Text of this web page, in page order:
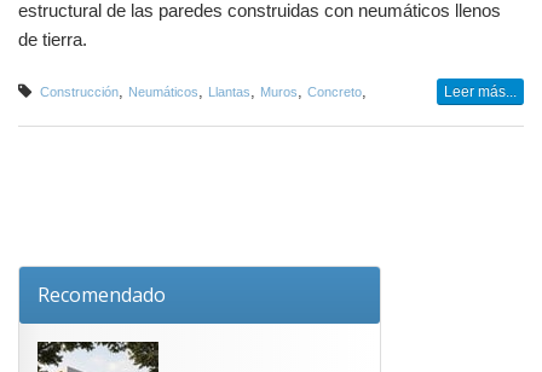
estructural de las paredes construidas con neumáticos llenos
de tierra.
Construcción, Neumáticos, Llantas, Muros, Concreto, Leer más...
Recomendado